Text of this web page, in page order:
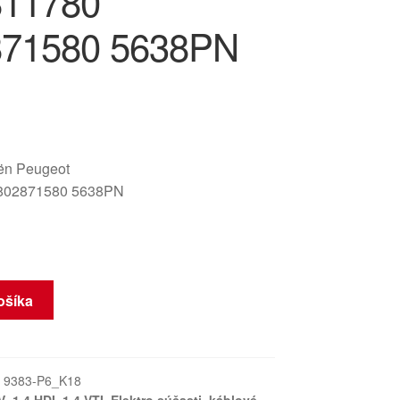
5638PN
Peugeot
5638PN
9383-P6_K18